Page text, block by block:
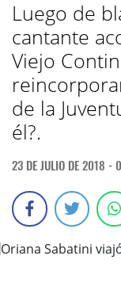
Luego de
cantante
Viejo
de la
él?.
23 DE JULIO DE 2018 -